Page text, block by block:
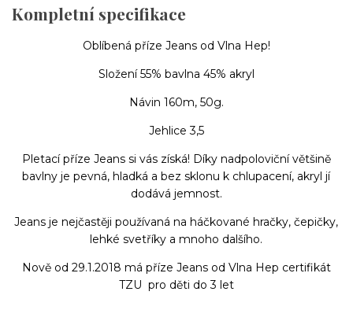
Kompletní specifikace
Oblíbená příze Jeans od Vlna Hep!
Složení 55% bavlna 45% akryl
Návin 160m, 50g.
Jehlice 3,5
Pletací příze Jeans si vás získá! Díky nadpoloviční většině
bavlny je pevná, hladká a bez sklonu k chlupacení, akryl jí
dodává jemnost.
Jeans je nejčastěji používaná na háčkované hračky, čepičky,
lehké svetříky a mnoho dalšího.
Nově od 29.1.2018 má příze Jeans od Vlna Hep certifikát
TZU pro děti do 3 let